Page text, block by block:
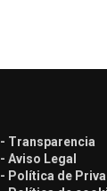
- Transparencia
- Aviso Legal
- Política de